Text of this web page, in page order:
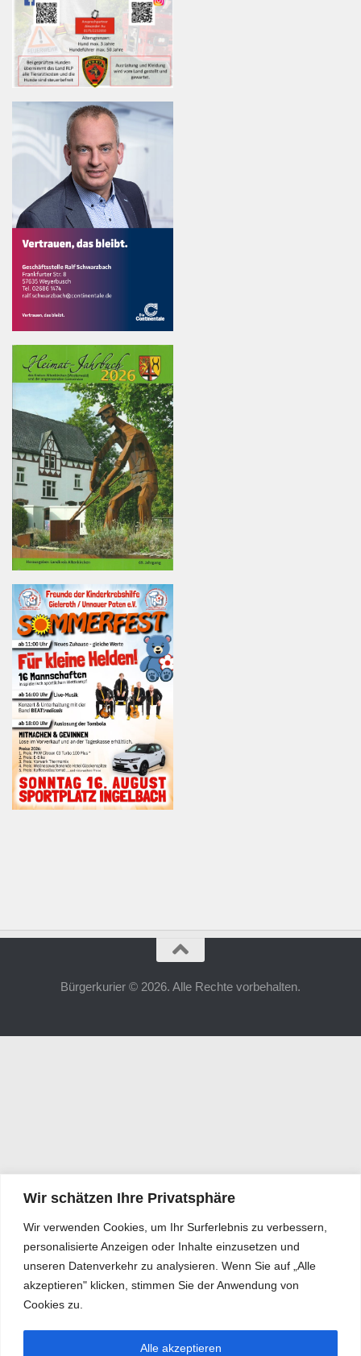
Wir schätzen Ihre Privatsphäre
Wir verwenden Cookies, um Ihr Surferlebnis zu verbessern,
personalisierte Anzeigen oder Inhalte einzusetzen und
unseren Datenverkehr zu analysieren. Wenn Sie auf „Alle
akzeptieren" klicken, stimmen Sie der Anwendung von
Cookies zu.
Alle akzeptieren
Bürgerkurier © 2026. Alle Rechte vorbehalten.